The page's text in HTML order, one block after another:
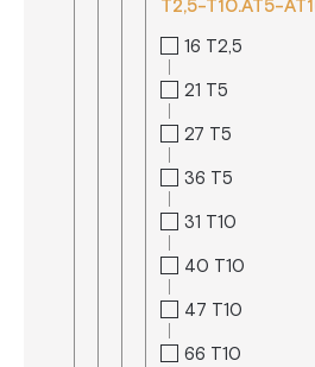
T2,5-T10.AT5-
16 T2,5
21 T5
27 T5
36 T5
31 T10
40 T10
47 T10
66 T10